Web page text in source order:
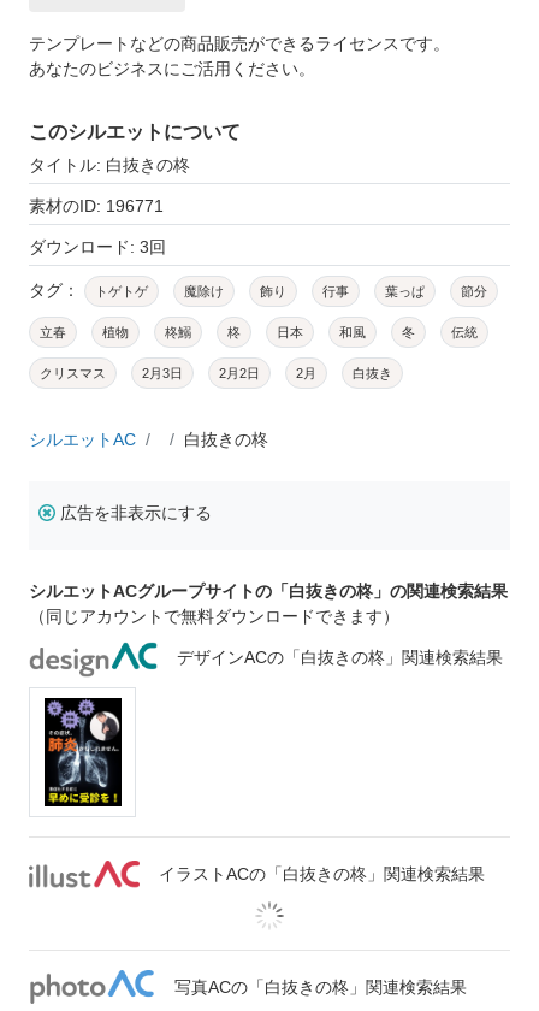
テンプレートなどの商品販売ができるライセンスです。
あなたのビジネスにご活用ください。
このシルエットについて
タイトル: 白抜きの柊
素材のID: 196771
ダウンロード: 3回
タグ： トゲトゲ 魔除け 飾り 行事 葉っぱ 節分
立春 植物 柊鰯 柊 日本 和風 冬 伝統
クリスマス 2月3日 2月2日 2月 白抜き
シルエットAC 白抜きの柊
広告を非表示にする
シルエットACグループサイトの「白抜きの柊」の関連検索結果
（同じアカウントで無料ダウンロードできます）
デザインACの「白抜きの柊」関連検索結果
イラストACの「白抜きの柊」関連検索結果
写真ACの「白抜きの柊」関連検索結果